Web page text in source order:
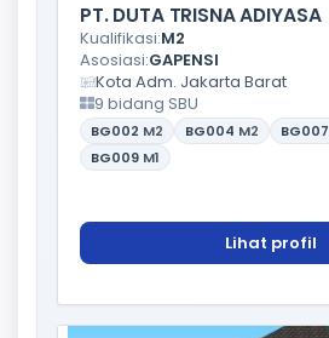
PT. DUTA TRISNA ADIYASA
Kualifikasi:M2
Asosiasi:GAPENSI
Kota Adm. Jakarta Barat
9 bidang SBU
BG002 M2 BG004 M2 BG007
BG009 M1
Lihat profil